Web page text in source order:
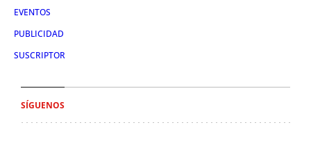
EVENTOS
PUBLICIDAD
SUSCRIPTOR
SÍGUENOS